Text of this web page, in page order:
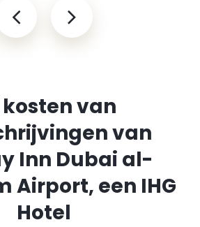
kosten van
van
Inn Dubai al-
Airport, een IHG
Hotel